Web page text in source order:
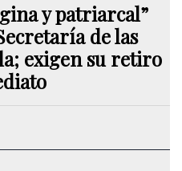
y patriarcal”
de las
exigen su retiro